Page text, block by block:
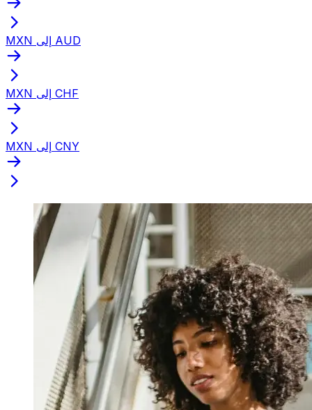
MXN إلى AUD
MXN إلى CHF
MXN إلى CNY